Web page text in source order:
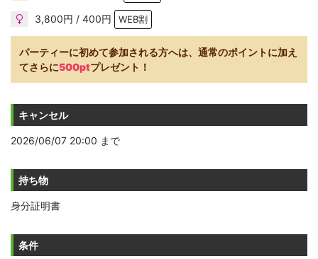
3,800円 / 400円 WEB割
パーティーに初めて参加される方へは、通常のポイントに加え
てさらに500ptプレゼント！
キャンセル
2026/06/07 20:00 まで
持ち物
身分証明書
条件